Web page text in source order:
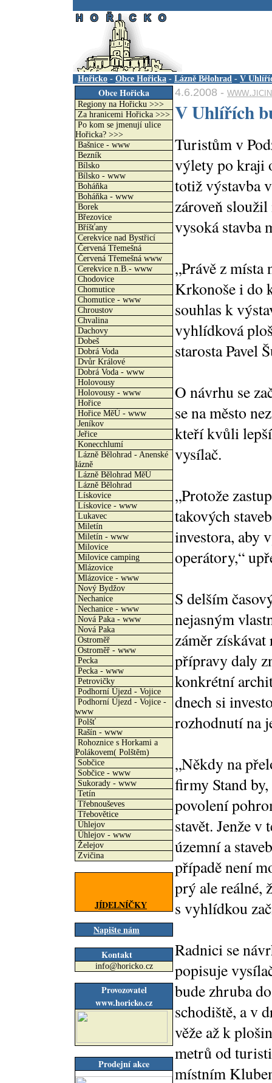
Hořicko - Obce Hořicka - Lázně Bělohrad - V
Obce Hořicka
Regiony na Hořicku >>>
Za hranicemi Hořicka >>>
Po kom se jmenují ulice
Hořicka? >>>
Bašnice - www
Bezník
Bílsko
Bílsko - www
Boháňka
Boháňka - www
Borek
Březovice
Bříšťany
Cerekvice nad Bystřicí
Červená Třemešná
Červená Třemešná www
Cerekvice n.B.- www
Chodovice
Chomutice
Chomutice - www
Chroustov
Chvalina
Dachovy
Dobeš
Dobrá Voda
Dvůr Králové
Dobrá Voda - www
Holovousy
Holovousy - www
Hořice
Hořice MěÚ - www
Jeníkov
Jeřice
Konecchlumí
Lázně Bělohrad - Anenské
lázně
Lázně Bělohrad MěÚ
Lázně Bělohrad
Lískovice
Lískovice - www
Lukavec
Miletín
Miletín - www
Milovice
Milovice camping
Mlázovice
Mlázovice - www
Nový Bydžov
Nechanice
Nechanice - www
Nová Paka - www
Nová Paka
Ostroměř
Ostroměř - www
Pecka
Pecka - www
Petrovičky
Podhorní Újezd - Vojice
Podhorní Újezd - Vojice -
www
Polšť
Rašín - www
Rohoznice s Horkami a
Polákovem( Polštěm)
Sobčice
Sobčice - www
Sukorady - www
Tetín
Třebnouševes
Třebovětice
Úhlejov
Úhlejov - www
Želejov
Zvičina
JÍDELNÍČKY
Napište nám
Kontakt
info@horicko.cz
Provozovatel
www.horicko.cz
Prodejní akce
4.6.2008 -
V Uhlířích
Turistům v
výlety po kraji
totiž výstavba
zároveň
vysoká stavba
„Právě z
Krkonoše i do
souhlas k
vyhlídková
starosta Pavel
O návrhu se
se na město
kteří kvůli
vysílač.
„Protože
takových
investora, aby
operátory,“
S delším
nejasným
záměr
přípravy daly
konkrétní
dnech si
rozhodnutí na
„Někdy na
firmy Stand
povolení
stavět. Jenže
územní a
případě není
prý ale reálné,
s vyhlídkou
Radnici se
popisuje
bude zhruba
schodiště, a v
věže až k
metrů od
místním